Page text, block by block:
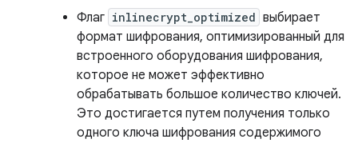
Флаг inlinecrypt_optimized выбирает
формат шифрования, оптимизированный для
встроенного оборудования шифрования,
которое не может эффективно
обрабатывать большое количество ключей.
Это достигается путем получения только
одного ключа шифрования содержимого